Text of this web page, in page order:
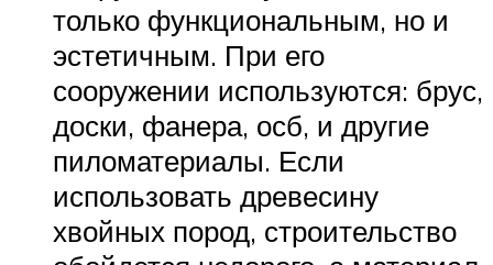
только функциональным, но и
эстетичным. При его
сооружении используются: брус,
доски, фанера, осб, и другие
пиломатериалы. Если
использовать древесину
хвойных пород, строительство